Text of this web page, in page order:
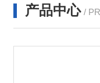
产品中心 /